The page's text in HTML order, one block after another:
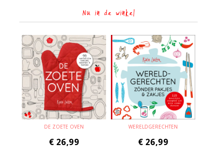
Nu in de winkel
DE ZOETE OVEN
€ 26,99
WERELDGERECHTEN
€ 26,99